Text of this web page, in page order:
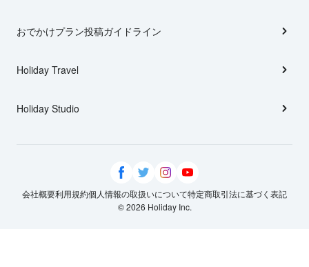
おでかけプラン投稿ガイドライン
Holiday Travel
Holiday Studio
会社概要利用規約個人情報の取扱いについて特定商取引法に基づく表記
© 2026 Holiday Inc.